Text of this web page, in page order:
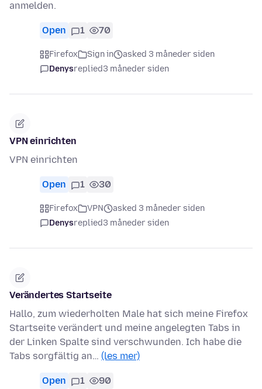
anmelden.
Open 1 70
Firefox Sign in
asked 3 måneder siden
Denysreplied3 måneder siden
VPN einrichten
VPN einrichten
Open 1 30
Firefox VPN
asked 3 måneder siden
Denysreplied3 måneder siden
Verändertes Startseite
Hallo, zum wiederholten Male hat sich meine Firefox
Startseite verändert und meine angelegten Tabs in
der Linken Spalte sind verschwunden. Ich habe die
Tabs sorgfältig an… (les mer)
Open 1 90